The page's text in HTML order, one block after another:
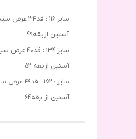
سایز ۱۱۶ : قد۳۴ عرض سینه۳۶
آستین ازیقه۴۹
سایز ۱۳۴ : قد۴۰ عرض سینه ۳۸
آستین ازیقه ۵۲
سایز : ۱۵۲ : قد۴۹ عرض سینه۴۵
آستین از یقه۶۴